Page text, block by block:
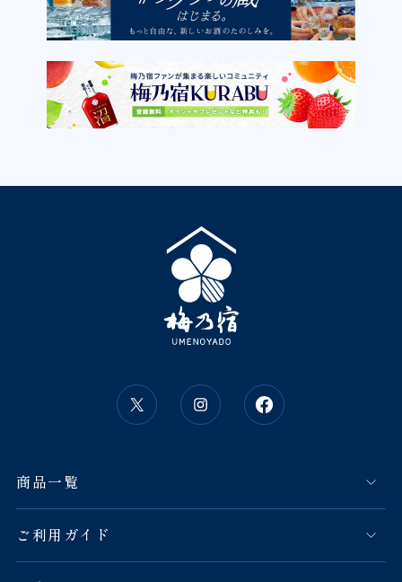
商品一覧
ご利用ガイド